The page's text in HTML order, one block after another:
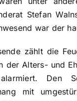
Stefan
war der
zählt die
der Alters- und
alarmiert. Den
mit